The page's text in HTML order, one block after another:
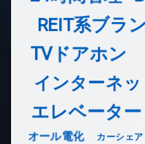
REIT系ブラ
TVドアホン
インターネ
エレベーター
オール電化 カーシェ